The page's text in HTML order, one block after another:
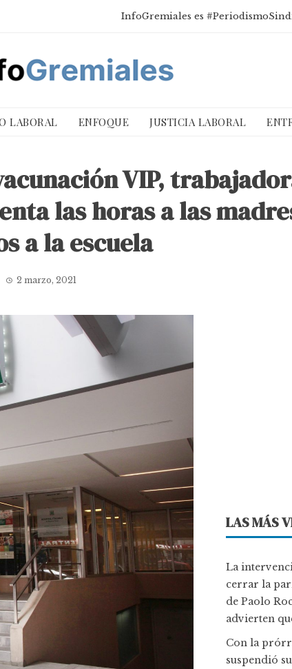
InfoGremiales es
LABORAL ENFOQUE JUSTICIA LABORAL
VIP,
las horas a las
a la escuela
2 marzo, 2021
LAS MÁS
La
cerrar la
de Paolo
advierten
Con la
suspendió